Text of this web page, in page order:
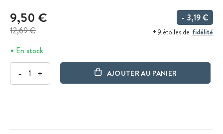
9,50 €
12,69 €
- 3,19 €
+ 9 étoiles de fidélité
En stock
- + AJOUTER AU PANIER